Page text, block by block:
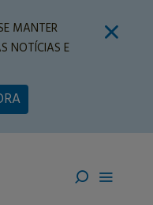
MANTER
NOTÍCIAS E